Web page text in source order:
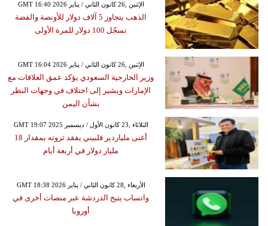
GMT 16:40 2026 الإثنين ,26 كانون الثاني / يناير
الذهب يتجاوز 5 آلاف دولار للأونصة والفضة
تسجّل 100 دولار للمرة الأولى
GMT 16:04 2026 الإثنين ,26 كانون الثاني / يناير
وزير الخارجية السعودي يؤكد عمق العلاقات مع
الإمارات ويشير إلى اختلاف في وجهات النظر
بشأن اليمن
GMT 19:07 2025 الثلاثاء ,23 كانون الأول / ديسمبر
أغنى ملياردير فلبيني يفقد ثروته بمقدار 18
مليار دولار في أربعة أيام
GMT 18:38 2026 الأربعاء ,28 كانون الثاني / يناير
واتساب يتيح الدردشة عبر منصات أخرى في
أوروبا